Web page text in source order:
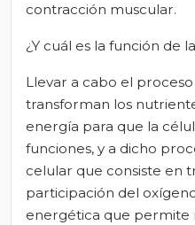
contracción muscular.
¿Y cuál es la función de
Llevar a cabo el
transforman los
energía para que la
funciones, y a dicho
celular que consiste en
participación del
energética que permite